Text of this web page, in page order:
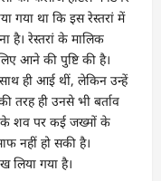
गया था कि इस रेस्तरां में
है। रेस्तरां के मालिक
आने की पुष्टि की है।
ही आई थीं, लेकिन उन्हें
तरह ही उनसे भी बर्ताव
के शव पर कई जख्मों के
नहीं हो सकी है।
लिया गया है।